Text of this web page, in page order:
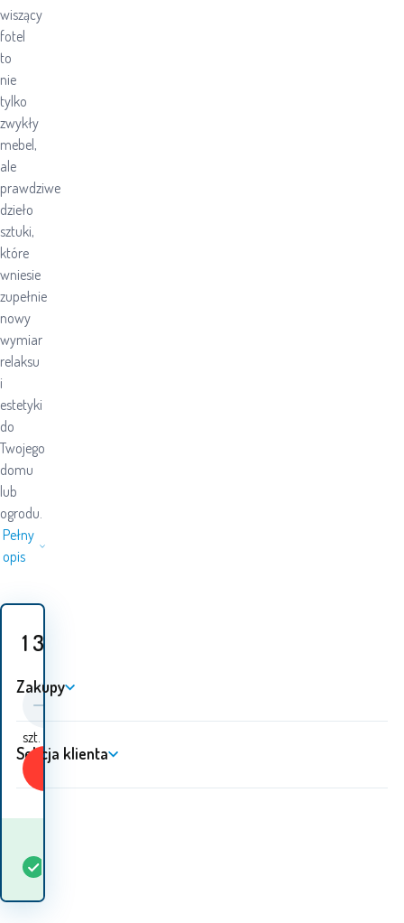
wiszący
fotel
to
nie
tylko
zwykły
mebel,
ale
prawdziwe
dzieło
sztuki,
które
wniesie
zupełnie
nowy
wymiar
relaksu
i
estetyki
do
Twojego
domu
lub
ogrodu.
Pełny
opis
1 365
szt.
Zakupy
Sekcja klienta